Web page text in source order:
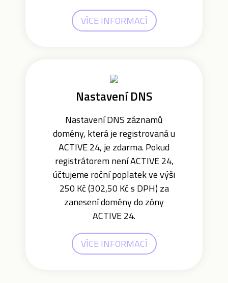
VÍCE INFORMACÍ
Nastavení DNS
Nastavení DNS záznamů
domény, která je registrovaná u
ACTIVE 24, je zdarma. Pokud
registrátorem není ACTIVE 24,
účtujeme roční poplatek ve výši
250 Kč (302,50 Kč s DPH) za
zanesení domény do zóny
ACTIVE 24.
VÍCE INFORMACÍ